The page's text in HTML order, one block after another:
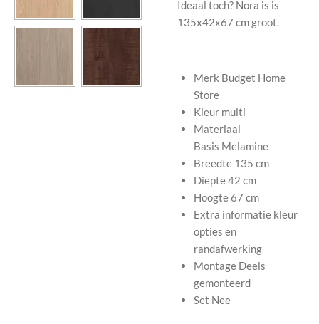
Ideaal toch? Nora is is
135x42x67 cm groot.
Merk Budget Home
Store
Kleur multi
Materiaal
Basis Melamine
Breedte 135 cm
Diepte42 cm
Hoogte 67 cm
Extra informatie kleur
opties en
randafwerking
Montage Deels
gemonteerd
Set Nee